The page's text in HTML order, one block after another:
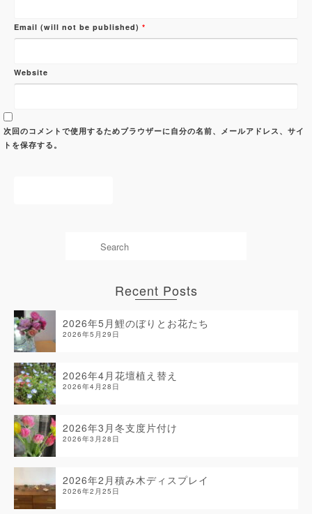
Email (will not be published) *
Website
次回のコメントで使用するためブラウザーに自分の名前、メールアドレス、サイ
トを保存する。
Recent Posts
2026年5月鯉のぼりとお花たち
2026年5月29日
2026年4月花壇植え替え
2026年4月28日
2026年3月冬支度片付け
2026年3月28日
2026年2月積み木ディスプレイ
2026年2月25日